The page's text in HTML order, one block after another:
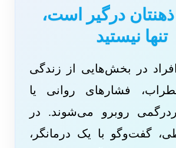
درگیر است،
تنها نیستید
در بخش‌هایی از زندگی
فشارهای روانی یا
روبرو می‌شوند. در
گفت‌وگو با یک درمانگر،